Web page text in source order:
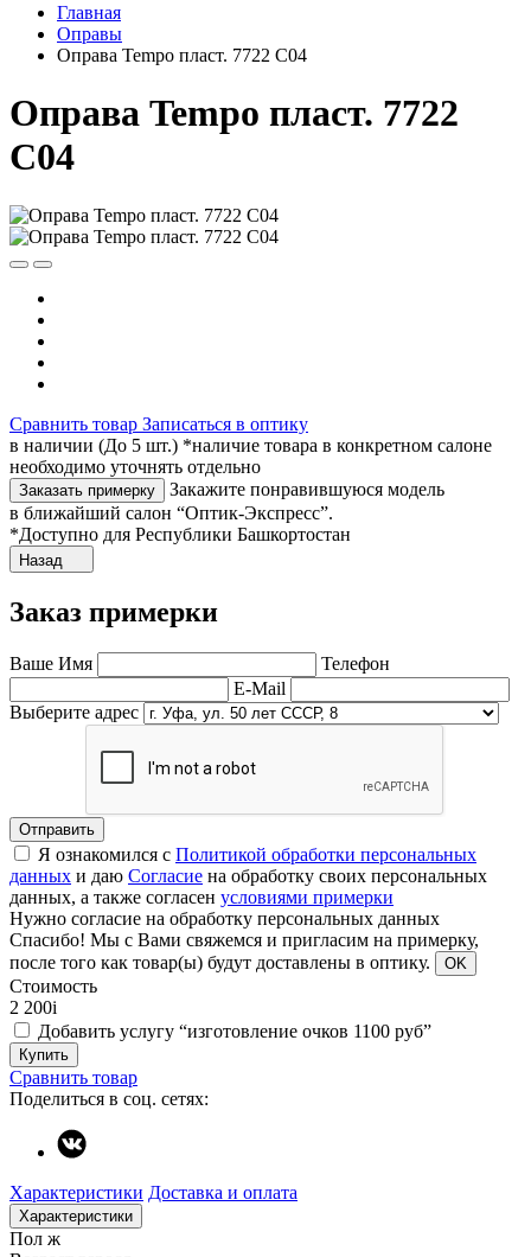
Главная
Оправы
Оправа Tempo пласт. 7722 С04
Оправа Tempo пласт. 7722
С04
Сравнить товар Записаться в оптику
в наличии (До 5 шт.) *наличие товара в конкретном салоне
необходимо уточнять отдельно
Заказать примерку
Закажите понравившуюся модель
в ближайший салон “Оптик-Экспресс”.
*Доступно для Республики Башкортостан
Назад
Заказ примерки
Ваше Имя
Телефон
E-Mail
Выберите адрес
Отправить
Я ознакомился с Политикой обработки персональных
данных и даю Согласие на обработку своих персональных
данных, а также согласен условиями примерки
Нужно согласие на обработку персональных данных
Спасибо! Мы с Вами свяжемся и пригласим на примерку,
после того как товар(ы) будут доставлены в оптику.
OK
Стоимость
2 200i
Добавить услугу “изготовление очков 1100 руб”
Купить
Сравнить товар
Поделиться в соц. сетях:
Характеристики Доставка и оплата
Характеристики
Пол ж